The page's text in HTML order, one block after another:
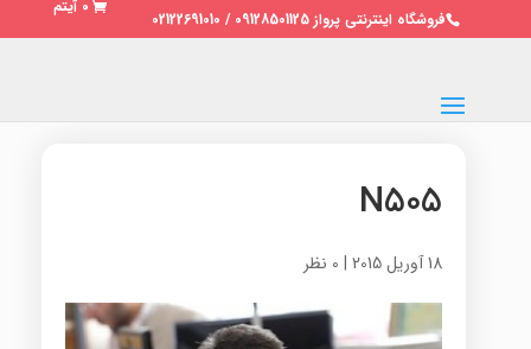
فروشگاه اینترنتی پرواز 09128501125 / 02122691010
0 آیتم
N505
18 آوریل 2015 | 0 نظر